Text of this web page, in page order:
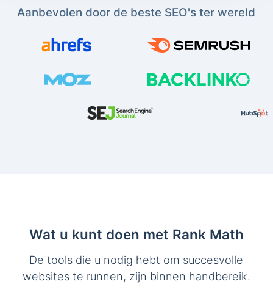
Aanbevolen door de beste SEO's ter wereld
Wat u kunt doen met Rank Math
De tools die u nodig hebt om succesvolle
websites te runnen, zijn binnen handbereik.